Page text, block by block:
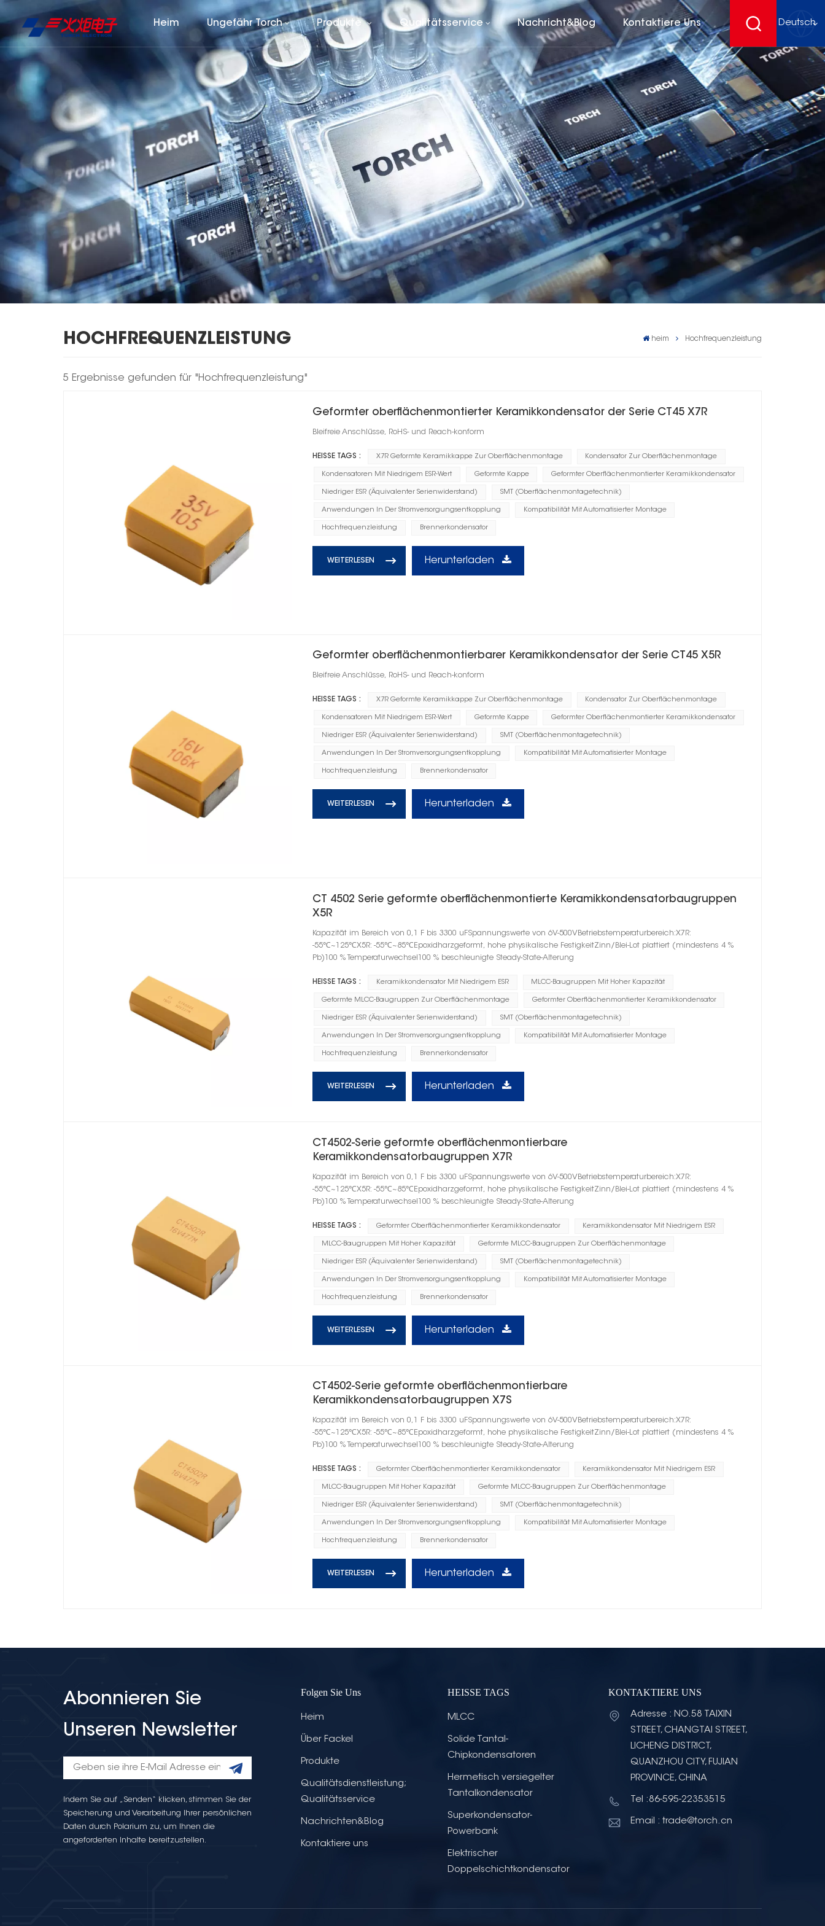
Heim Ungefähr Torch Produkte Qualitätsservice Nachricht&Blog Kontaktiere Uns Deutsch
English
français
Deutsch
español
HOCHFREQUENZLEISTUNG heim Hochfrequenzleistung
5 Ergebnisse gefunden für "Hochfrequenzleistung"
Geformter oberflächenmontierter Keramikkondensator der Serie CT45 X7R
Bleifreie Anschlüsse, RoHS- und Reach-konform
HEISSE TAGS : X7R Geformte Keramikkappe Zur Oberflächenmontage Kondensator Zur Oberflächenmontage
Kondensatoren Mit Niedrigem ESR-Wert Geformte Kappe Geformter Oberflächenmontierter Keramikkondensator
Niedriger ESR (Äquivalenter Serienwiderstand) SMT (Oberflächenmontagetechnik)
Anwendungen In Der Stromversorgungsentkopplung Kompatibilität Mit Automatisierter Montage
Hochfrequenzleistung Brennerkondensator
WEITERLESEN Herunterladen
Geformter oberflächenmontierbarer Keramikkondensator der Serie CT45 X5R
Bleifreie Anschlüsse, RoHS- und Reach-konform
HEISSE TAGS : X7R Geformte Keramikkappe Zur Oberflächenmontage Kondensator Zur Oberflächenmontage
Kondensatoren Mit Niedrigem ESR-Wert Geformte Kappe Geformter Oberflächenmontierter Keramikkondensator
Niedriger ESR (Äquivalenter Serienwiderstand) SMT (Oberflächenmontagetechnik)
Anwendungen In Der Stromversorgungsentkopplung Kompatibilität Mit Automatisierter Montage
Hochfrequenzleistung Brennerkondensator
WEITERLESEN Herunterladen
CT 4502 Serie geformte oberflächenmontierte Keramikkondensatorbaugruppen
X5R
Kapazität im Bereich von 0,1 F bis 3300 uFSpannungswerte von 6V-500VBetriebstemperaturbereich:X7R:
-55℃~125℃X5R: -55℃~85℃Epoxidharzgeformt, hohe physikalische FestigkeitZinn/Blei-Lot plattiert (mindestens 4 %
Pb)100 % Temperaturwechsel100 % beschleunigte Steady-State-Alterung
HEISSE TAGS : Keramikkondensator Mit Niedrigem ESR MLCC-Baugruppen Mit Hoher Kapazität
Geformte MLCC-Baugruppen Zur Oberflächenmontage Geformter Oberflächenmontierter Keramikkondensator
Niedriger ESR (Äquivalenter Serienwiderstand) SMT (Oberflächenmontagetechnik)
Anwendungen In Der Stromversorgungsentkopplung Kompatibilität Mit Automatisierter Montage
Hochfrequenzleistung Brennerkondensator
WEITERLESEN Herunterladen
CT4502-Serie geformte oberflächenmontierbare
Keramikkondensatorbaugruppen X7R
Kapazität im Bereich von 0,1 F bis 3300 uFSpannungswerte von 6V-500VBetriebstemperaturbereich:X7R:
-55℃~125℃X5R: -55℃~85℃Epoxidharzgeformt, hohe physikalische FestigkeitZinn/Blei-Lot plattiert (mindestens 4 %
Pb)100 % Temperaturwechsel100 % beschleunigte Steady-State-Alterung
HEISSE TAGS : Geformter Oberflächenmontierter Keramikkondensator Keramikkondensator Mit Niedrigem ESR
MLCC-Baugruppen Mit Hoher Kapazität Geformte MLCC-Baugruppen Zur Oberflächenmontage
Niedriger ESR (Äquivalenter Serienwiderstand) SMT (Oberflächenmontagetechnik)
Anwendungen In Der Stromversorgungsentkopplung Kompatibilität Mit Automatisierter Montage
Hochfrequenzleistung Brennerkondensator
WEITERLESEN Herunterladen
CT4502-Serie geformte oberflächenmontierbare
Keramikkondensatorbaugruppen X7S
Kapazität im Bereich von 0,1 F bis 3300 uFSpannungswerte von 6V-500VBetriebstemperaturbereich:X7R:
-55℃~125℃X5R: -55℃~85℃Epoxidharzgeformt, hohe physikalische FestigkeitZinn/Blei-Lot plattiert (mindestens 4 %
Pb)100 % Temperaturwechsel100 % beschleunigte Steady-State-Alterung
HEISSE TAGS : Geformter Oberflächenmontierter Keramikkondensator Keramikkondensator Mit Niedrigem ESR
MLCC-Baugruppen Mit Hoher Kapazität Geformte MLCC-Baugruppen Zur Oberflächenmontage
Niedriger ESR (Äquivalenter Serienwiderstand) SMT (Oberflächenmontagetechnik)
Anwendungen In Der Stromversorgungsentkopplung Kompatibilität Mit Automatisierter Montage
Hochfrequenzleistung Brennerkondensator
WEITERLESEN Herunterladen
Abonnieren Sie
Unseren Newsletter
Indem Sie auf „Senden“ klicken, stimmen Sie der
Speicherung und Verarbeitung Ihrer persönlichen
Daten durch Polarium zu, um Ihnen die
angeforderten Inhalte bereitzustellen.
Folgen Sie Uns
Heim
Über Fackel
Produkte
Qualitätsdienstleistung;
Qualitätsservice
Nachrichten&Blog
Kontaktiere uns
HEISSE TAGS
MLCC
Solide Tantal-
Chipkondensatoren
Hermetisch versiegelter
Tantalkondensator
Superkondensator-
Powerbank
Elektrischer
Doppelschichtkondensator
KONTAKTIERE UNS
Adresse : NO.58 TAIXIN
STREET, CHANGTAI STREET,
LICHENG DISTRICT,
QUANZHOU CITY, FUJIAN
PROVINCE, CHINA
Tel :86-595-22353515
Email : trade@torch.cn